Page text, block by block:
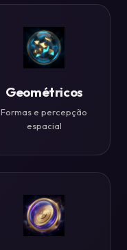
Geométricos
Formas e percepção
espacial